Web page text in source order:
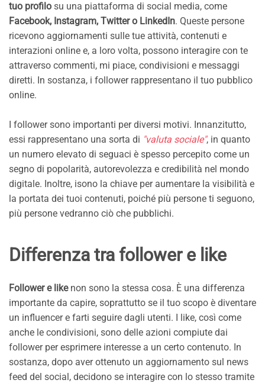
tuo profilo su una piattaforma di social media, come
Facebook, Instagram, Twitter o LinkedIn. Queste persone
ricevono aggiornamenti sulle tue attività, contenuti e
interazioni online e, a loro volta, possono interagire con te
attraverso commenti, mi piace, condivisioni e messaggi
diretti. In sostanza, i follower rappresentano il tuo pubblico
online.
I follower sono importanti per diversi motivi. Innanzitutto,
essi rappresentano una sorta di "valuta sociale", in quanto
un numero elevato di seguaci è spesso percepito come un
segno di popolarità, autorevolezza e credibilità nel mondo
digitale. Inoltre, isono la chiave per aumentare la visibilità e
la portata dei tuoi contenuti, poiché più persone ti seguono,
più persone vedranno ciò che pubblichi.
Differenza tra follower e like
Follower e likenon sono la stessa cosa. È una differenza
importante da capire, soprattutto se il tuo scopo è diventare
un influencer e farti seguire dagli utenti. I like, così come
anche le condivisioni, sono delle azioni compiute dai
follower per esprimere interesse a un certo contenuto. In
sostanza, dopo aver ottenuto un aggiornamento sul news
feed del social, decidono se interagire con lo stesso tramite